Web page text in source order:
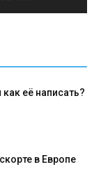
её написать?
в Европе